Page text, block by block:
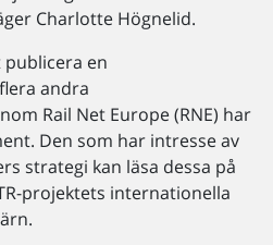
Charlotte Högnelid.
en
andra
Rail Net Europe (RNE) har
Den som har intresse av
strategi kan läsa dessa på
projektets internationella